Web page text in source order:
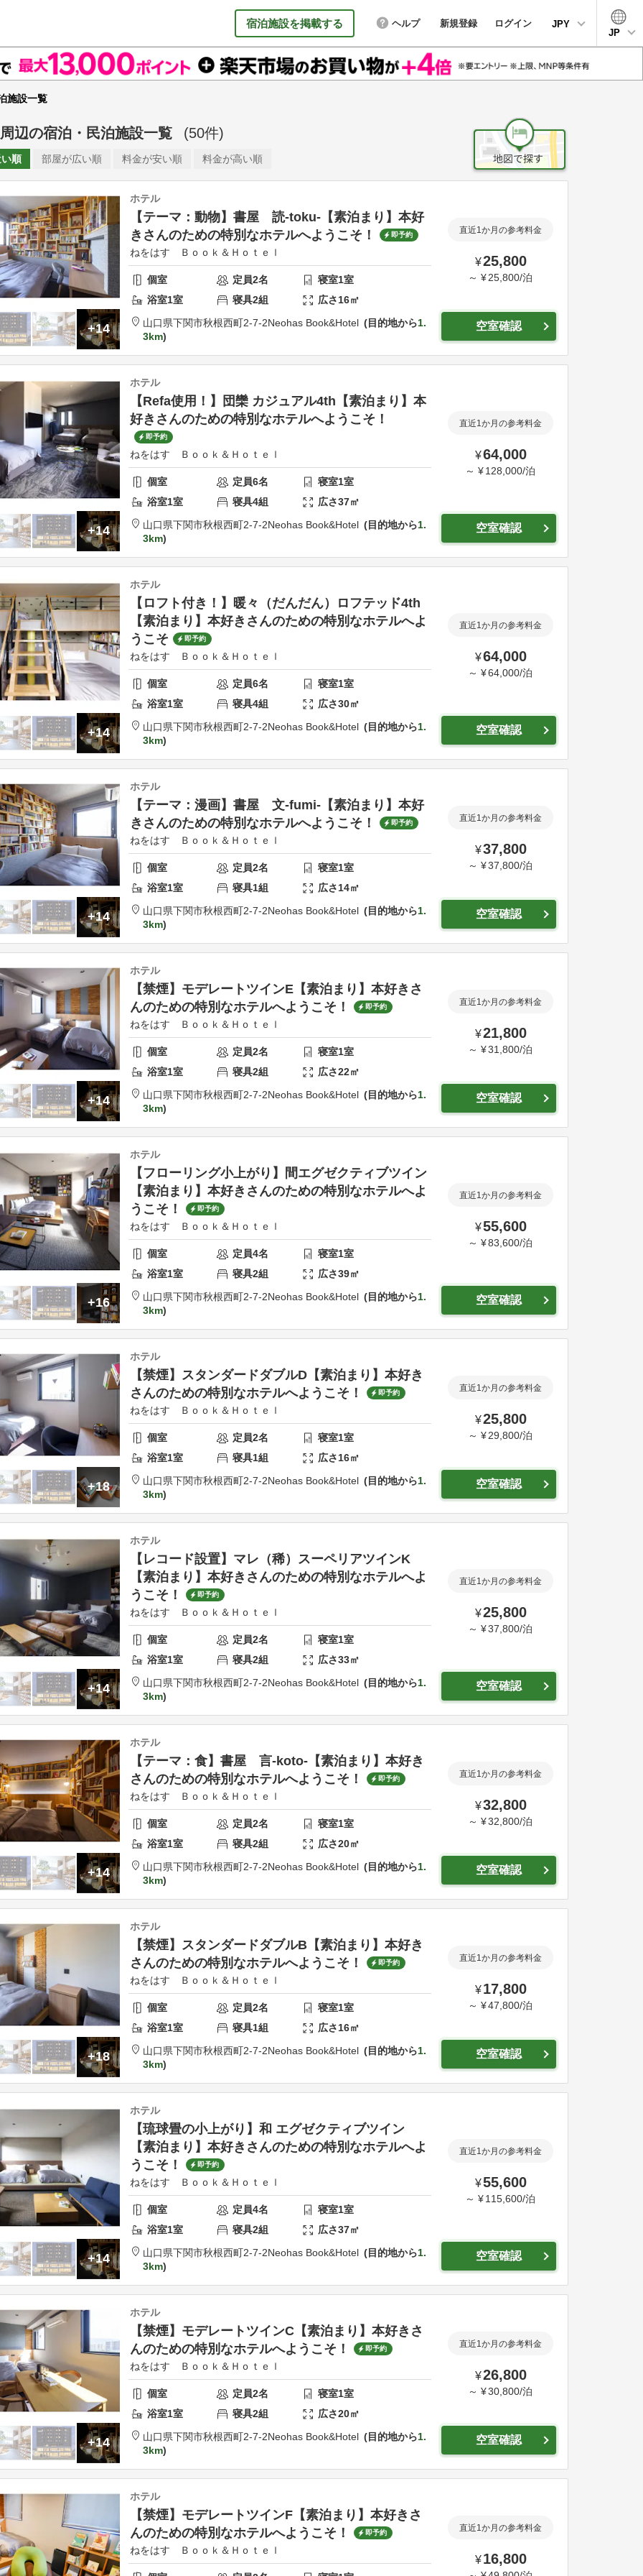
宿泊施設を掲載する ヘルプ 新規登録 ログイン
JPY
JP
施設一覧
辺の宿泊・民泊施設一覧 (50件)
順 部屋が広い順 料金が安い順 料金が高い順
+14
ホテル
【テーマ：動物】書屋 読-toku-【素泊まり】本好
きさんのための特別なホテルへようこそ！
即予約
ねをはす Ｂｏｏｋ＆Ｈｏｔｅｌ
個室 定員2名 寝室1室
浴室1室 寝具2組 広さ16㎡
山口県下関市秋根西町2-7-2Neohas Book&Hotel 目的地から1.
3km
直近1か月の参考料金
¥25,800
～ ¥ 25,800/泊
空室確認
+14
ホテル
【Refa使用！】団欒 カジュアル4th【素泊まり】本
好きさんのための特別なホテルへようこそ！
即予約
ねをはす Ｂｏｏｋ＆Ｈｏｔｅｌ
個室 定員6名 寝室1室
浴室1室 寝具4組 広さ37㎡
山口県下関市秋根西町2-7-2Neohas Book&Hotel 目的地から1.
3km
直近1か月の参考料金
¥64,000
～ ¥ 128,000/泊
空室確認
+14
ホテル
【ロフト付き！】暖々（だんだん）ロフテッド4th
【素泊まり】本好きさんのための特別なホテルへよ
うこそ
即予約
ねをはす Ｂｏｏｋ＆Ｈｏｔｅｌ
個室 定員6名 寝室1室
浴室1室 寝具4組 広さ30㎡
山口県下関市秋根西町2-7-2Neohas Book&Hotel 目的地から1.
3km
直近1か月の参考料金
¥64,000
～ ¥64,000/泊
空室確認
+14
ホテル
【テーマ：漫画】書屋 文-fumi-【素泊まり】本好
きさんのための特別なホテルへようこそ！
即予約
ねをはす Ｂｏｏｋ＆Ｈｏｔｅｌ
個室 定員2名 寝室1室
浴室1室 寝具1組 広さ14㎡
山口県下関市秋根西町2-7-2Neohas Book&Hotel 目的地から1.
3km
直近1か月の参考料金
¥37,800
～ ¥37,800/泊
空室確認
+14
ホテル
【禁煙】モデレートツインE【素泊まり】本好きさ
んのための特別なホテルへようこそ！
即予約
ねをはす Ｂｏｏｋ＆Ｈｏｔｅｌ
個室 定員2名 寝室1室
浴室1室 寝具2組 広さ22㎡
山口県下関市秋根西町2-7-2Neohas Book&Hotel 目的地から1.
3km
直近1か月の参考料金
¥21,800
～ ¥31,800/泊
空室確認
+16
ホテル
【フローリング小上がり】間エグゼクティブツイン
【素泊まり】本好きさんのための特別なホテルへよ
うこそ！
即予約
ねをはす Ｂｏｏｋ＆Ｈｏｔｅｌ
個室 定員4名 寝室1室
浴室1室 寝具2組 広さ39㎡
山口県下関市秋根西町2-7-2Neohas Book&Hotel 目的地から1.
3km
直近1か月の参考料金
¥55,600
～ ¥83,600/泊
空室確認
+18
ホテル
【禁煙】スタンダードダブルD【素泊まり】本好き
さんのための特別なホテルへようこそ！
即予約
ねをはす Ｂｏｏｋ＆Ｈｏｔｅｌ
個室 定員2名 寝室1室
浴室1室 寝具1組 広さ16㎡
山口県下関市秋根西町2-7-2Neohas Book&Hotel 目的地から1.
3km
直近1か月の参考料金
¥25,800
～ ¥ 29,800/泊
空室確認
+14
ホテル
【レコード設置】マレ（稀）スーペリアツインK
【素泊まり】本好きさんのための特別なホテルへよ
うこそ！
即予約
ねをはす Ｂｏｏｋ＆Ｈｏｔｅｌ
個室 定員2名 寝室1室
浴室1室 寝具2組 広さ33㎡
山口県下関市秋根西町2-7-2Neohas Book&Hotel 目的地から1.
3km
直近1か月の参考料金
¥25,800
～ ¥37,800/泊
空室確認
+14
ホテル
【テーマ：食】書屋 言-koto-【素泊まり】本好き
さんのための特別なホテルへようこそ！
即予約
ねをはす Ｂｏｏｋ＆Ｈｏｔｅｌ
個室 定員2名 寝室1室
浴室1室 寝具2組 広さ20㎡
山口県下関市秋根西町2-7-2Neohas Book&Hotel 目的地から1.
3km
直近1か月の参考料金
¥32,800
～ ¥32,800/泊
空室確認
+18
ホテル
【禁煙】スタンダードダブルB【素泊まり】本好き
さんのための特別なホテルへようこそ！
即予約
ねをはす Ｂｏｏｋ＆Ｈｏｔｅｌ
個室 定員2名 寝室1室
浴室1室 寝具1組 広さ16㎡
山口県下関市秋根西町2-7-2Neohas Book&Hotel 目的地から1.
3km
直近1か月の参考料金
¥ 17,800
～ ¥47,800/泊
空室確認
+14
ホテル
【琉球畳の小上がり】和 エグゼクティブツイン
【素泊まり】本好きさんのための特別なホテルへよ
うこそ！
即予約
ねをはす Ｂｏｏｋ＆Ｈｏｔｅｌ
個室 定員4名 寝室1室
浴室1室 寝具2組 広さ37㎡
山口県下関市秋根西町2-7-2Neohas Book&Hotel 目的地から1.
3km
直近1か月の参考料金
¥55,600
～ ¥ 115,600/泊
空室確認
+14
ホテル
【禁煙】モデレートツインC【素泊まり】本好きさ
んのための特別なホテルへようこそ！
即予約
ねをはす Ｂｏｏｋ＆Ｈｏｔｅｌ
個室 定員2名 寝室1室
浴室1室 寝具2組 広さ20㎡
山口県下関市秋根西町2-7-2Neohas Book&Hotel 目的地から1.
3km
直近1か月の参考料金
¥26,800
～ ¥30,800/泊
空室確認
ホテル
【禁煙】モデレートツインF【素泊まり】本好きさ
んのための特別なホテルへようこそ！
即予約
ねをはす Ｂｏｏｋ＆Ｈｏｔｅｌ
直近1か月の参考料金
¥ 16,800